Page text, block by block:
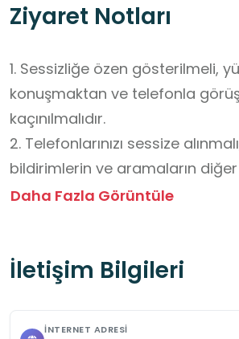
Ziyaret Notları
1. Sessizliğe özen gösterilmeli,
konuşmaktan ve telefonla
kaçınılmalıdır.
2. Telefonlarınızı sessize
bildirimlerin ve aramaların diğer
rahatsız etmesine izin
4. Ödünç alınan materyaller
Daha Fazla Görüntüle
İletişim Bilgileri
İNTERNET ADRESI